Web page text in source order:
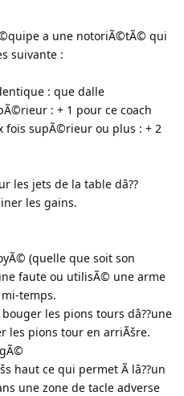
a une notoriÃ©tÃ© qui
suivante :
: que dalle
: + 1 pour ce coach
fois supÃ©rieur ou plus : + 2
les jets de la table dâ??
les gains.
(quelle que soit son
faute ou utilisÃ© une arme
temps.
les pions tours dâ??une
les pions tour en arriÃšre.
haut ce qui permet Ã lâ??un
une zone de tacle adverse